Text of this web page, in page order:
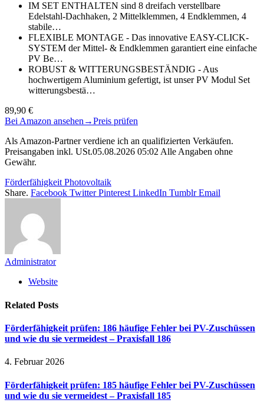
IM SET ENTHALTEN sind 8 dreifach verstellbare
Edelstahl-Dachhaken, 2 Mittelklemmen, 4 Endklemmen, 4
stabile…
FLEXIBLE MONTAGE - Das innovative EASY-CLICK-
SYSTEM der Mittel- & Endklemmen garantiert eine einfache
PV Be…
ROBUST & WITTERUNGSBESTÄNDIG - Aus
hochwertigem Aluminium gefertigt, ist unser PV Modul Set
witterungsbestä…
89,90 €
Bei Amazon ansehen→Preis prüfen
Als Amazon-Partner verdiene ich an qualifizierten Verkäufen.
Preisangaben inkl. USt.05.08.2026 05:02 Alle Angaben ohne
Gewähr.
Förderfähigkeit Photovoltaik
Share. Facebook Twitter Pinterest LinkedIn Tumblr Email
Administrator
Website
Related Posts
Förderfähigkeit prüfen: 186 häufige Fehler bei PV-Zuschüssen
und wie du sie vermeidest – Praxisfall 186
4. Februar 2026
Förderfähigkeit prüfen: 185 häufige Fehler bei PV-Zuschüssen
und wie du sie vermeidest – Praxisfall 185